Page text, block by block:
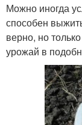
Можно иногда
способен
верно, но
урожай в